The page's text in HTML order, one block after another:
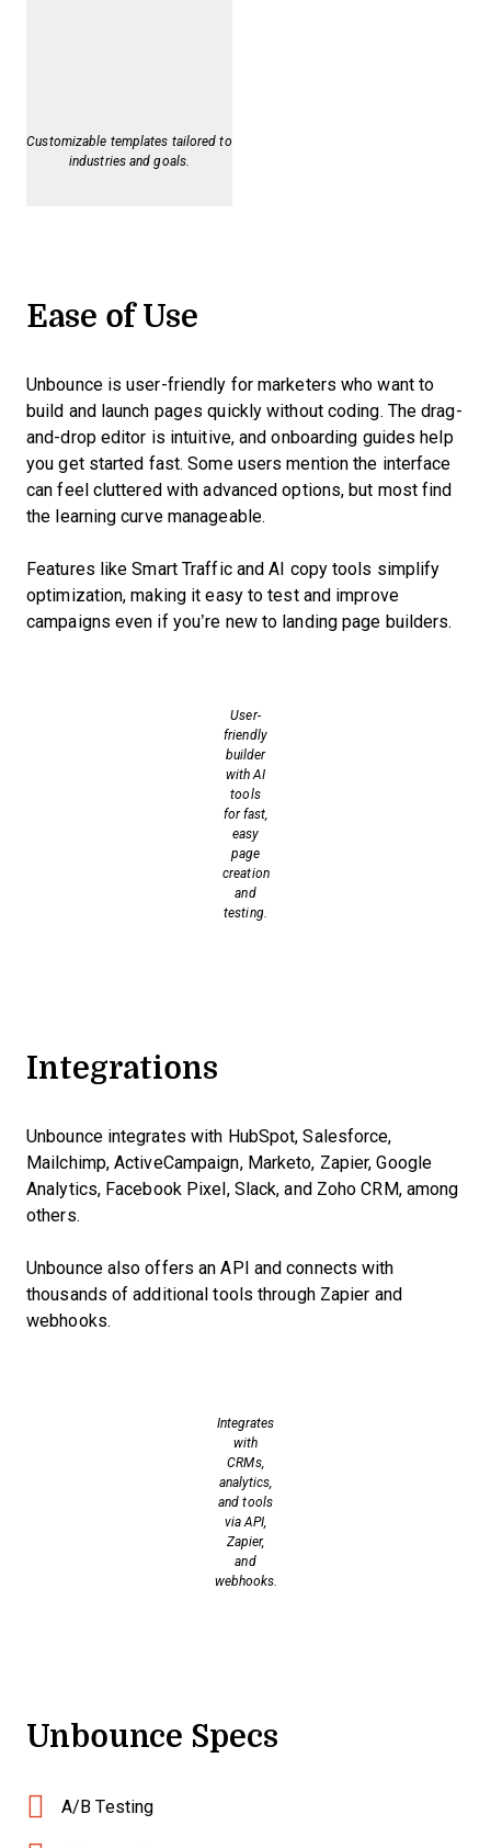
Customizable templates tailored to
industries and goals.
Ease of Use
Unbounce is user-friendly for marketers who want to
build and launch pages quickly without coding. The drag-
and-drop editor is intuitive, and onboarding guides help
you get started fast. Some users mention the interface
can feel cluttered with advanced options, but most find
the learning curve manageable.
Features like Smart Traffic and AI copy tools simplify
optimization, making it easy to test and improve
campaigns even if you’re new to landing page builders.
User-
friendly
builder
with AI
tools
for fast,
easy
page
creation
and
testing.
Integrations
Unbounce integrates with HubSpot, Salesforce,
Mailchimp, ActiveCampaign, Marketo, Zapier, Google
Analytics, Facebook Pixel, Slack, and Zoho CRM, among
others.
Unbounce also offers an API and connects with
thousands of additional tools through Zapier and
webhooks.
Integrates
with
CRMs,
analytics,
and tools
via API,
Zapier,
and
webhooks.
Unbounce Specs
A/B Testing